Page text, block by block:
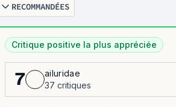
RECOMMANDÉES
Critique positive la plus appréciée
7
ailuridae
37 critiques